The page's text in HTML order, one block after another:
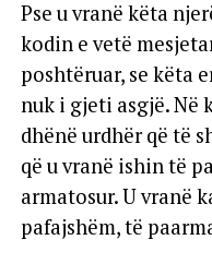
Pse u vranë këta
kodin e vetë
poshtëruar, se këta
nuk i gjeti asgjë. Në
dhënë urdhër që të
që u vranë ishin të
armatosur. U vranë
pafajshëm, të